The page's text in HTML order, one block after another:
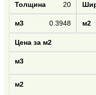
20
0.3948